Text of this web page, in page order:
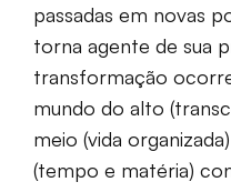
passadas em novas
torna agente de sua
transformação
mundo do alto
meio (vida
(tempo e matéria)